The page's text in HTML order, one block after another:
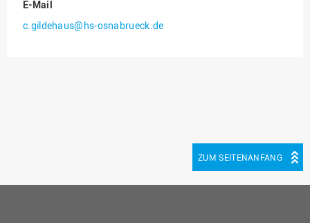
Hochschulplanung/-
strategie
E-Mail
c.gildehaus@hs-osnabrueck.de
ZUM SEITENANFANG